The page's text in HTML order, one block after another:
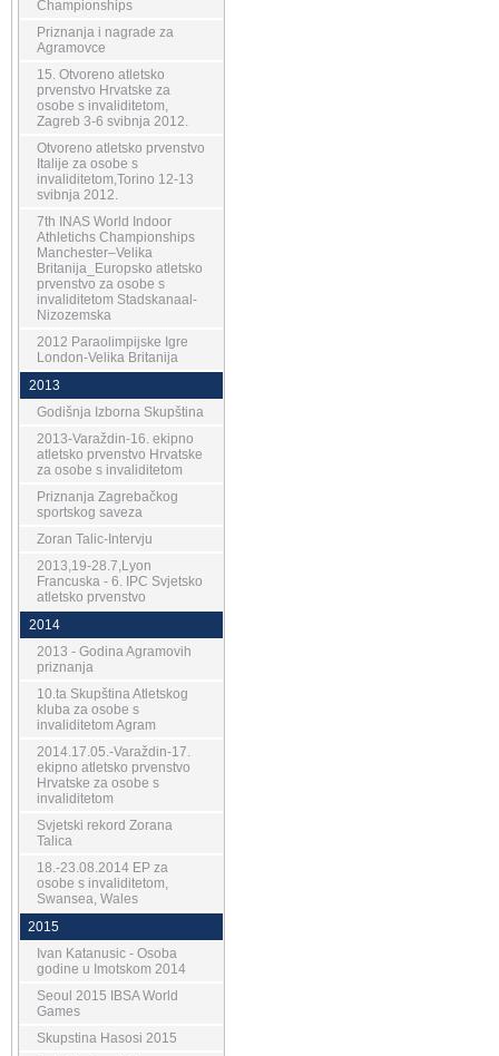
Championships
Priznanja i nagrade za
Agramovce
15. Otvoreno atletsko
prvenstvo Hrvatske za
osobe s invaliditetom,
Zagreb 3-6 svibnja 2012.
Otvoreno atletsko prvenstvo
Italije za osobe s
invaliditetom,Torino 12-13
svibnja 2012.
7th INAS World Indoor
Athletichs Championships
Manchester–Velika
Britanija_Europsko atletsko
prvenstvo za osobe s
invaliditetom Stadskanaal-
Nizozemska
2012 Paraolimpijske Igre
London-Velika Britanija
2013
Godišnja Izborna Skupština
2013-Varaždin-16. ekipno
atletsko prvenstvo Hrvatske
za osobe s invaliditetom
Priznanja Zagrebačkog
sportskog saveza
Zoran Talic-Intervju
2013,19-28.7,Lyon
Francuska - 6. IPC Svjetsko
atletsko prvenstvo
2014
2013 - Godina Agramovih
priznanja
10.ta Skupština Atletskog
kluba za osobe s
invaliditetom Agram
2014.17.05.-Varaždin-17.
ekipno atletsko prvenstvo
Hrvatske za osobe s
invaliditetom
Svjetski rekord Zorana
Talica
18.-23.08.2014 EP za
osobe s invaliditetom,
Swansea, Wales
2015
Ivan Katanusic - Osoba
godine u Imotskom 2014
Seoul 2015 IBSA World
Games
Skupstina Hasosi 2015